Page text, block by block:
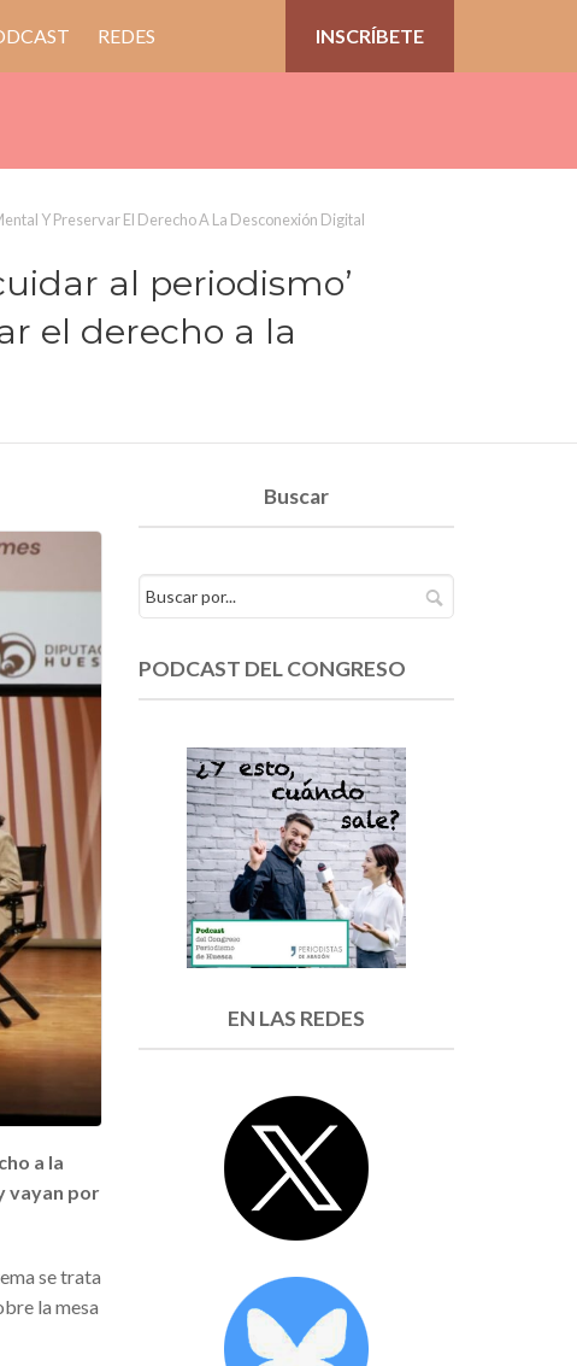
REDES INSCRÍBETE
Y Preservar El Derecho A La Desconexión Digital
al periodismo’
el derecho a la
a la
vayan por
se trata
la mesa
Buscar
PODCAST DEL CONGRESO
EN LAS REDES